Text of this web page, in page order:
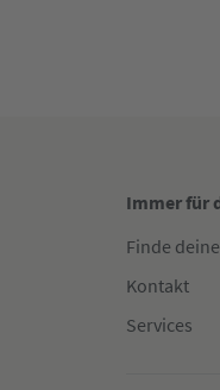
Immer für
Finde
Kontakt
Services